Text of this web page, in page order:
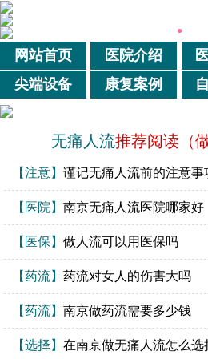
网站首页 医院介绍
尖端设备
康复案例
无痛人流推荐阅读（
【注意】 谨记无痛人流前的注意事
【医院】 南京无痛人流医院哪家好
【医保】 做人流可以用医保吗
【药流】 药流对女人的伤害大吗
【药流】 南京做药流需要多少钱
【选择】 在南京做无痛人流怎么选